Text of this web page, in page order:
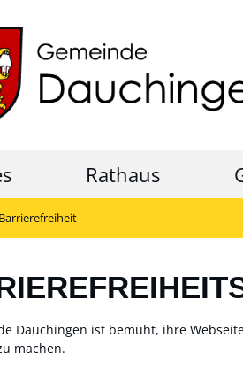
Rathaus
Barrierefreiheit
Dauchingen ist bemüht, ihre
machen.